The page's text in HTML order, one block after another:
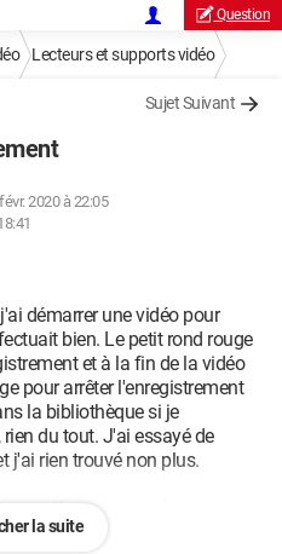
Question
Lecteurs et supports vidéo
Sujet Suivant
2020 à 22:05
démarrer une vidéo pour
bien. Le petit rond rouge
et à la fin de la vidéo
pour arrêter l'enregistrement
la bibliothèque si je
du tout. J'ai essayé de
j'ai rien trouvé non plus.
pas effectué normalement.
car mes connaissances
la suite